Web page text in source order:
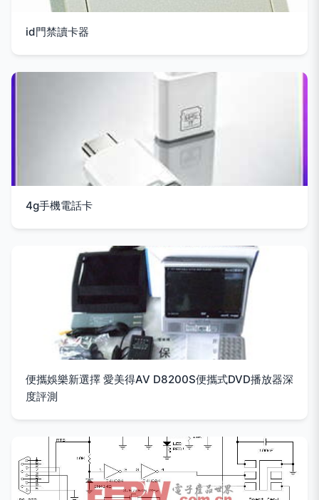
id門禁讀卡器
4g手機電話卡
便攜娛樂新選擇 愛美得AV D8200S便攜式DVD播放器深
度評測